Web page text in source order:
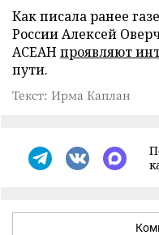
Как писала ранее
России Алексей
АСЕАНпроявляют
пути.
Текст: Ирма Каплан